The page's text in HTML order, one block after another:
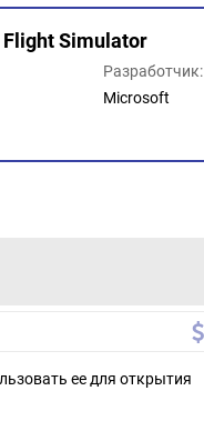
Simulator
Разработчик:
Microsoft
ее для открытия